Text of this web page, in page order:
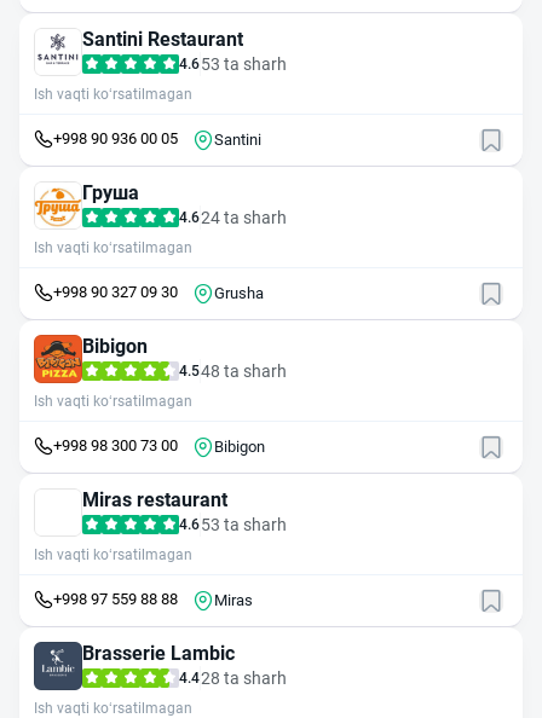
Santini Restaurant
4.653 ta sharh
Ish vaqti ko‘rsatilmagan
+998 90 936 00 05 Santini
Груша
4.624 ta sharh
Ish vaqti ko‘rsatilmagan
+998 90 327 09 30 Grusha
Bibigon
4.548 ta sharh
Ish vaqti ko‘rsatilmagan
+998 98 300 73 00 Bibigon
Miras restaurant
4.653 ta sharh
Ish vaqti ko‘rsatilmagan
+998 97 559 88 88 Miras
Brasserie Lambic
4.428 ta sharh
Ish vaqti ko‘rsatilmagan